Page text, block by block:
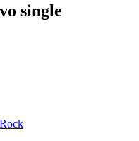
single
Rock